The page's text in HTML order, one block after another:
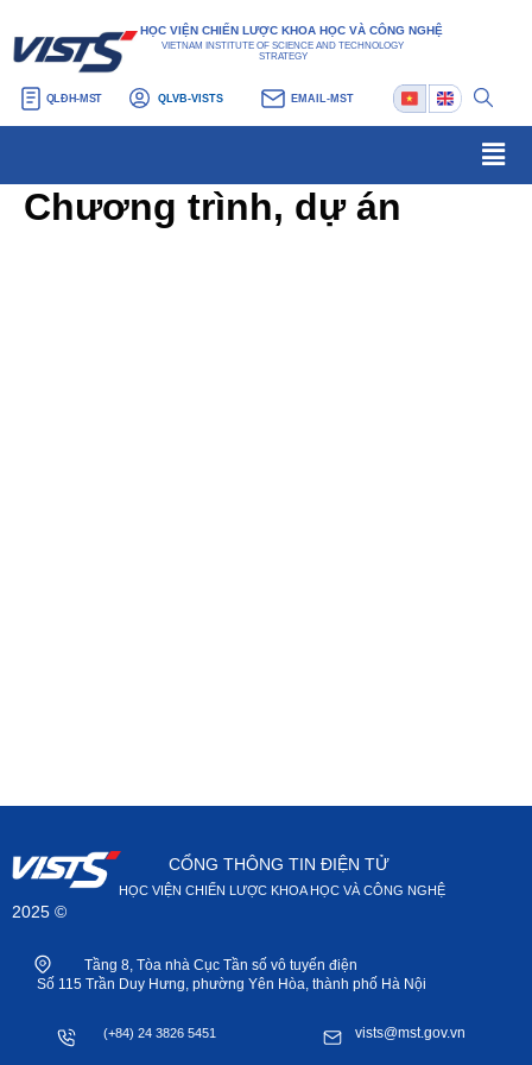
tới
nội
dung
HỌC VIỆN CHIẾN LƯỢC KHOA HỌC VÀ CÔNG NGHỆ
VIETNAM INSTITUTE OF SCIENCE AND TECHNOLOGY
STRATEGY
QLĐH-MST QLVB-VISTS EMAIL-MST
Chương trình, dự án
2025 ©
CỔNG THÔNG TIN ĐIỆN TỬ
HỌC VIỆN CHIẾN LƯỢC KHOA HỌC VÀ CÔNG NGHỆ
Tầng 8, Tòa nhà Cục Tần số vô tuyến điện
Số 115 Trần Duy Hưng, phường Yên Hòa, thành phố Hà Nội
(+84) 24 3826 5451 vists@mst.gov.vn